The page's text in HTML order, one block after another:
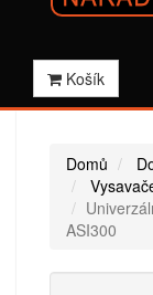
Košík
Domů
ASI300